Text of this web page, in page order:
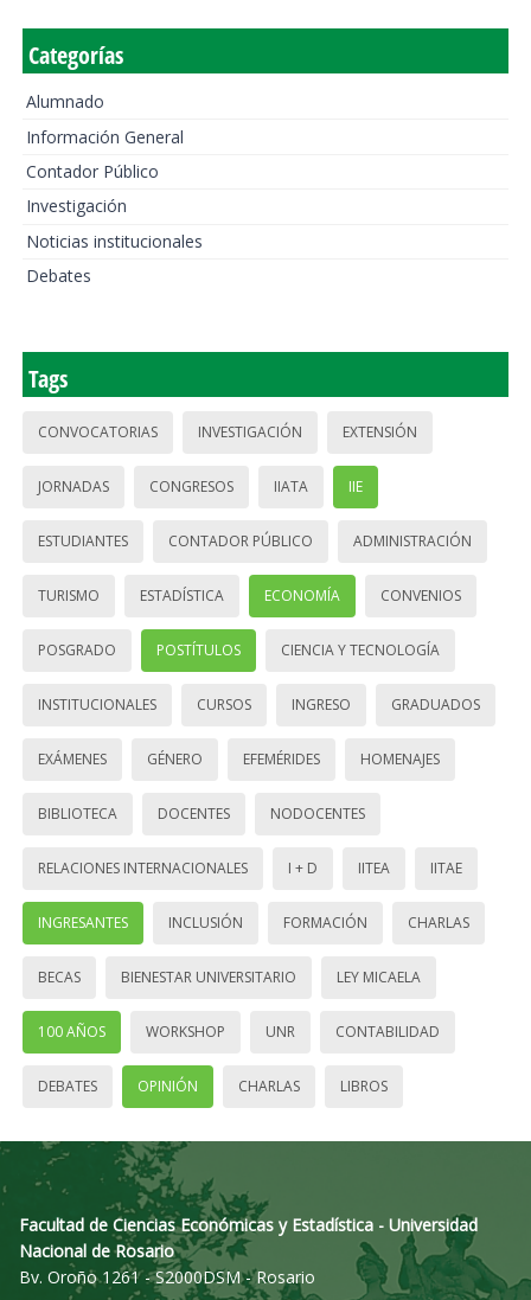
Categorías
Alumnado
Información General
Contador Público
Investigación
Noticias institucionales
Debates
Tags
CONVOCATORIAS INVESTIGACIÓN EXTENSIÓN
JORNADAS CONGRESOS IIATA IIE
ESTUDIANTES CONTADOR PÚBLICO ADMINISTRACIÓN
TURISMO ESTADÍSTICA ECONOMÍA CONVENIOS
POSGRADO POSTÍTULOS CIENCIA Y TECNOLOGÍA
INSTITUCIONALES CURSOS INGRESO GRADUADOS
EXÁMENES GÉNERO EFEMÉRIDES HOMENAJES
BIBLIOTECA DOCENTES NODOCENTES
RELACIONES INTERNACIONALES I + D IITEA IITAE
INGRESANTES INCLUSIÓN FORMACIÓN CHARLAS
BECAS BIENESTAR UNIVERSITARIO LEY MICAELA
100 AÑOS WORKSHOP UNR CONTABILIDAD
DEBATES OPINIÓN CHARLAS LIBROS
Facultad de Ciencias Económicas y Estadística - Universidad
Nacional de Rosario
Bv. Oroño 1261 - S2000DSM - Rosario